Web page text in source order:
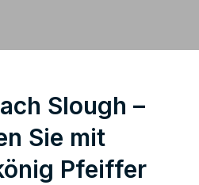
Slough –
Sie mit
Pfeiffer